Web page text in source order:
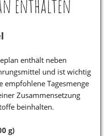
enthalten
enthält neben
und ist wichtig
empfohlene Tagesmenge
Zusammensetzung
beinhalten.
g)